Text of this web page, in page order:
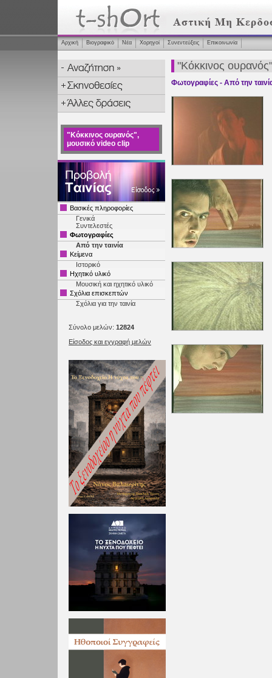
Αρχική Βιογραφικό Νέα Χορηγοί Συνεντεύξεις Επικοινωνία
"Κόκκινος ουρανός",
μουσικό video clip
Βασικές πληροφορίες
Γενικά
Συντελεστές
Φωτογραφίες
Από την ταινία
Κείμενα
Ιστορικό
Ηχητικό υλικό
Μουσική και ηχητικό υλικό
Σχόλια επισκεπτών
Σχόλια για την ταινία
Σύνολο μελών: 12824
Είσοδος και εγγραφή μελών
"Κόκκινος
Φωτογραφίες - Από την